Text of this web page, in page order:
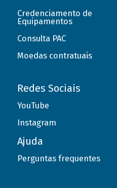
Credenciamento de
Equipamentos
Consulta PAC
Moedas contratuais
Redes Sociais
YouTube
Instagram
Ajuda
Perguntas frequentes